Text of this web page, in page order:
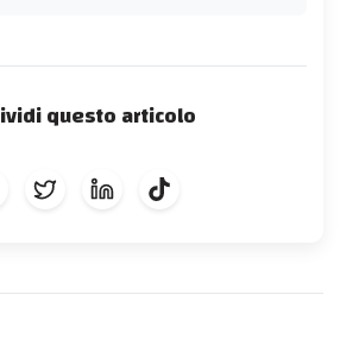
questo articolo